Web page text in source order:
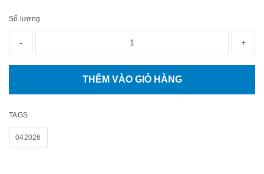
Số lượng
- +
THÊM VÀO GIỎ HÀNG
TAGS
042026